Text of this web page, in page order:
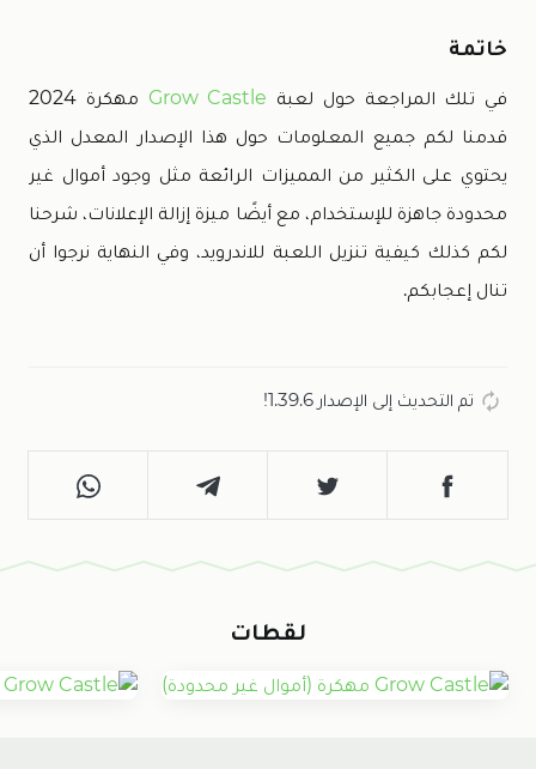
خاتمة
في تلك المراجعة حول لعبة Grow Castle
مهكرة 2024
قدمنا لكم جميع المعلومات حول هذا الإصدار المعدل الذي
يحتوي على الكثير من المميزات الرائعة مثل وجود أموال غير
محدودة جاهزة للإستخدام، مع أيضًا ميزة إزالة الإعلانات، شرحنا
لكم كذلك كيفية تنزيل اللعبة للاندرويد، وفي النهاية نرجوا أن
تنال إعجابكم.
تم التحديث إلى الإصدار 1.39.6!
لقطات